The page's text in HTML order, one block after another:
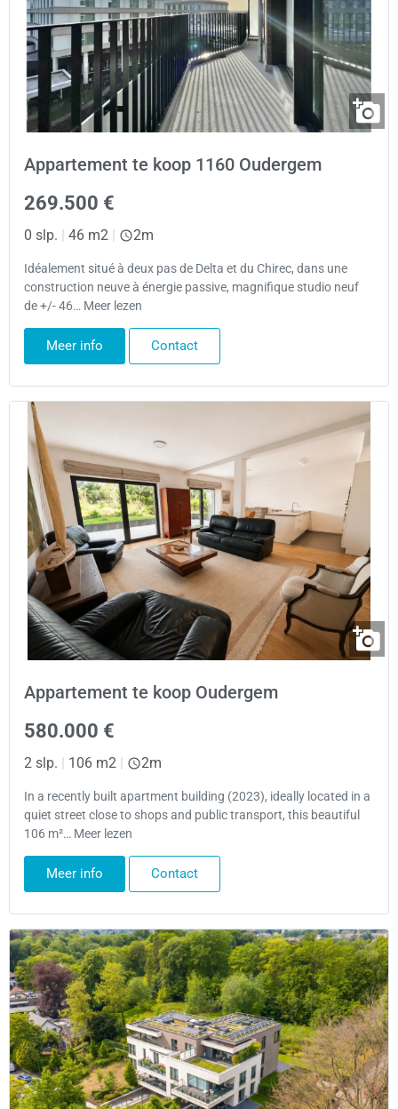
Appartement te koop 1160 Oudergem
269.500 €
0 slp. 46 m2 2m
Idéalement situé à deux pas de Delta et du Chirec, dans une
construction neuve à énergie passive, magnifique studio neuf
de +/- 46… Meer lezen
Meer info Contact
Appartement te koop Oudergem
580.000 €
2 slp. 106 m2 2m
In a recently built apartment building (2023), ideally located in a
quiet street close to shops and public transport, this beautiful
106 m²… Meer lezen
Meer info Contact